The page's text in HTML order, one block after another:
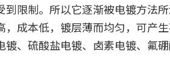
到限制。所以它逐渐被电镀方法
，成本低，镀层薄而均匀，可产
、硫酸盐电镀、卤素电镀、氟硼